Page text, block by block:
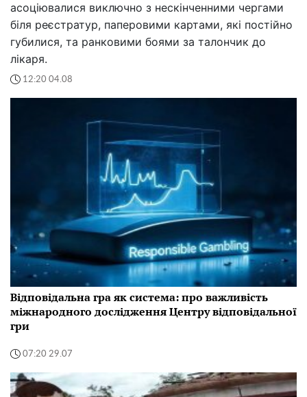
асоціювалися виключно з нескінченними чергами
біля реєстратур, паперовими картами, які постійно
губилися, та ранковими боями за талончик до
лікаря.
12:20 04.08
Відповідальна гра як система: про важливість
міжнародного дослідження Центру відповідальної
гри
07:20 29.07